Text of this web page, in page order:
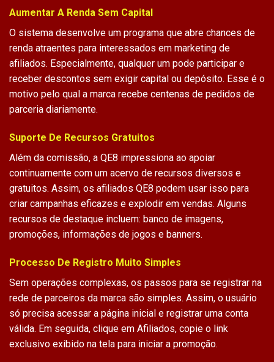
Aumentar A Renda Sem Capital
O sistema desenvolve um programa que abre chances de
renda atraentes para interessados em marketing de
afiliados. Especialmente, qualquer um pode participar e
receber descontos sem exigir capital ou depósito. Esse é o
motivo pelo qual a marca recebe centenas de pedidos de
parceria diariamente.
Suporte De Recursos Gratuitos
Além da comissão, a QE8 impressiona ao apoiar
continuamente com um acervo de recursos diversos e
gratuitos. Assim, os afiliados QE8 podem usar isso para
criar campanhas eficazes e explodir em vendas. Alguns
recursos de destaque incluem: banco de imagens,
promoções, informações de jogos e banners.
Processo De Registro Muito Simples
Sem operações complexas, os passos para se registrar na
rede de parceiros da marca são simples. Assim, o usuário
só precisa acessar a página inicial e registrar uma conta
válida. Em seguida, clique em Afiliados, copie o link
exclusivo exibido na tela para iniciar a promoção.